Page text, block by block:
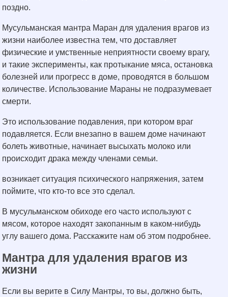
поздно.
Мусульманская мантра Маран для удаления врагов из
жизни наиболее известна тем, что доставляет
физические и умственные неприятности своему врагу,
и такие эксперименты, как протыкание мяса, остановка
болезней или прогресс в доме, проводятся в большом
количестве. Использование Мараны не подразумевает
смерти.
Это использование подавления, при котором враг
подавляется. Если внезапно в вашем доме начинают
болеть животные, начинает высыхать молоко или
происходит драка между членами семьи.
возникает ситуация психического напряжения, затем
поймите, что кто-то все это сделал.
В мусульманском обиходе его часто используют с
мясом, которое находят закопанным в каком-нибудь
углу вашего дома. Расскажите нам об этом подробнее.
Мантра для удаления врагов из
жизни
Если вы верите в Силу Мантры, то вы, должно быть,